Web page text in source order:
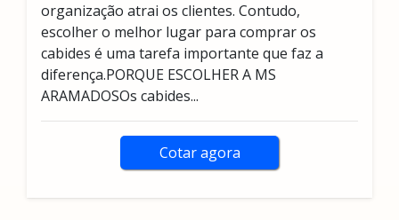
organização atrai os clientes. Contudo,
escolher o melhor lugar para comprar os
cabides é uma tarefa importante que faz a
diferença.PORQUE ESCOLHER A MS
ARAMADOSOs cabides...
Cotar agora